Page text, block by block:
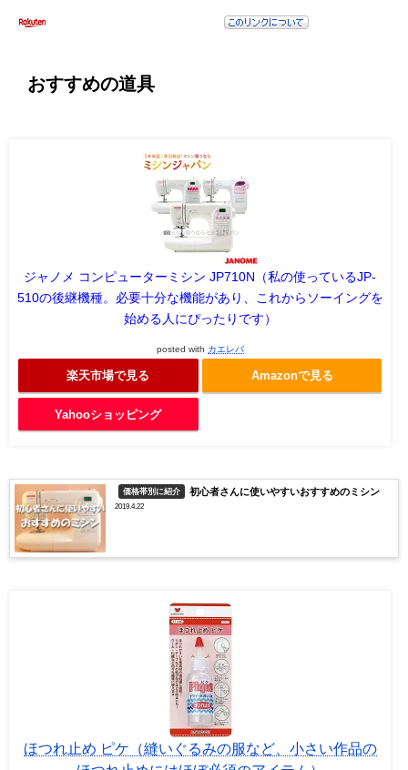
おすすめの道具
ジャノメ コンピューターミシン JP710N（私の使っているJP-
510の後継機種。必要十分な機能があり、これからソーイングを
始める人にぴったりです）
posted with カエレバ
楽天市場で見る Amazonで見る
Yahooショッピング
価格帯別に紹介 初心者さんに使いやすいおすすめのミシン
2019.4.22
ほつれ止め ピケ（縫いぐるみの服など、小さい作品の